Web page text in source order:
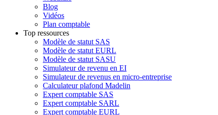
Blog
Vidéos
Plan comptable
Top ressources
Modèle de statut SAS
Modèle de statut EURL
Modèle de statut SASU
Simulateur de revenu en EI
Simulateur de revenus en micro-entreprise
Calculateur plafond Madelin
Expert comptable SAS
Expert comptable SARL
Expert comptable EURL